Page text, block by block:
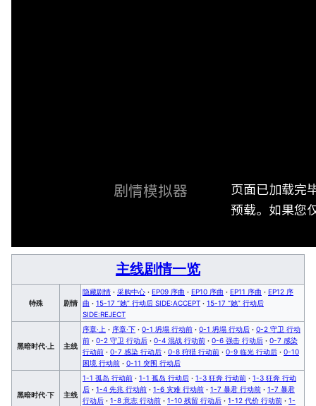
剧情模拟器
页面已加载完
预载。如果您
主线剧情一览
特殊 剧情
隐藏剧情 · 采购中心 · EP09 序曲 · EP10 序曲 · EP11 序曲 · EP12 序
曲 · 15-17 “她” 行动后 SIDE:ACCEPT · 15-17 “她” 行动后
SIDE:REJECT
黑暗时代·上 主线
序章·上 · 序章·下 · 0-1 坍塌 行动前 · 0-1 坍塌 行动后 · 0-2 守卫 行动
前 · 0-2 守卫 行动后 · 0-4 混战 行动前 · 0-6 强击 行动后 · 0-7 感染
行动前 · 0-7 感染 行动后 · 0-8 狩猎 行动前 · 0-9 临光 行动后 · 0-10
困境 行动前 · 0-11 突围 行动后
黑暗时代·下 主线
1-1 孤岛 行动前 · 1-1 孤岛 行动后 · 1-3 狂奔 行动前 · 1-3 狂奔 行动
后 · 1-4 先兆 行动前 · 1-6 灾难 行动前 · 1-7 暴君 行动前 · 1-7 暴君
行动后 · 1-8 意志 行动前 · 1-10 残留 行动后 · 1-12 代价 行动前 · 1-